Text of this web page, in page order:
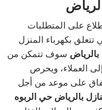
على المتطلبات
تتعلق بكهرباء المنزل
سوف تتمكن من
العملاء، ويحرص
على موعد من أجل
بالرياض حي الربوه